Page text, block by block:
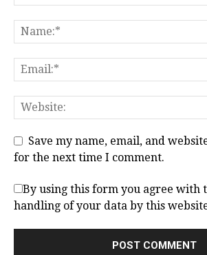
Save my name, email, and
for the next time I comment.
By using this form you agree with
handling of your data by this